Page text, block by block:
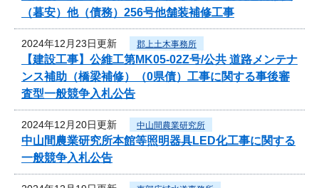
（暮安）他（債務）256号他舗装補修工事
2024年12月23日更新 郡上土木事務所
【建設工事】公維工第MK05-02Z号/公共 道路メンテナ
ンス補助（橋梁補修）（0県債）工事に関する事後審
査型一般競争入札公告
2024年12月20日更新 中山間農業研究所
中山間農業研究所本館等照明器具LED化工事に関する
一般競争入札公告